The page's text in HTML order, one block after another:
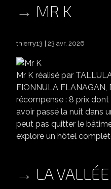
MR K
thierry13 23 avr. 2026
Mr K réalisé par
FIONNULA FLANAGAN,
récompense : 8 prix
avoir passé la nuit dans
peut pas quitter le
explore un hôtel
LA